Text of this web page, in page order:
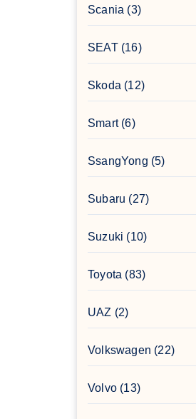
Scania (3)
SEAT(16)
Skoda (12)
Smart(6)
SsangYong (5)
Subaru (27)
Suzuki (10)
Toyota (83)
UAZ (2)
Volkswagen (22)
Volvo (13)